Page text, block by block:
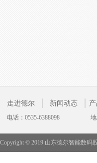
走进德尔 新闻动态
电话：0535-6388098
Copyright © 2019 山东德尔智能数码